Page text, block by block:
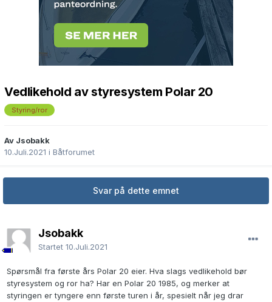
Vedlikehold av styresystem Polar 20
Styring/ror
Av Jsobakk
10.Juli.2021 i Båtforumet
Svar på dette emnet
Jsobakk
Startet 10.Juli.2021
Spørsmål fra første års Polar 20 eier. Hva slags vedlikehold bør
styresystem og ror ha? Har en Polar 20 1985, og merker at
styringen er tyngere enn første turen i år, spesielt når jeg drar